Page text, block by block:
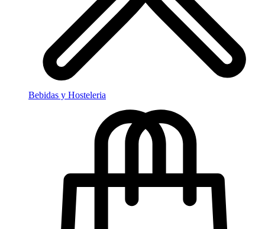
Bebidas y Hosteleria